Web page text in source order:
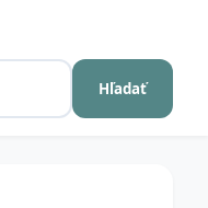
Hľadať